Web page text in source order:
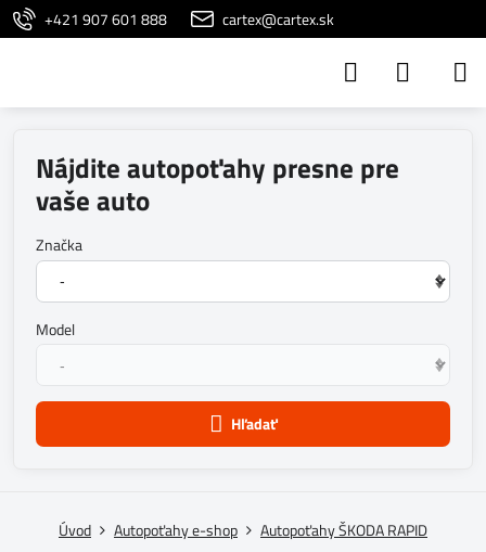
+421 907 601 888 cartex@cartex.sk
Nájdite autopoťahy presne pre
vaše auto
Značka
Model
Hľadať
Úvod Autopoťahy e-shop Autopoťahy ŠKODA RAPID